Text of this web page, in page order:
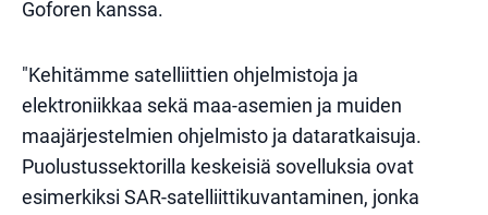
Goforen kanssa.
"Kehitämme satelliittien ohjelmistoja ja
elektroniikkaa sekä maa-asemien ja muiden
maajärjestelmien ohjelmisto ja dataratkaisuja.
Puolustussektorilla keskeisiä sovelluksia ovat
esimerkiksi SAR-satelliittikuvantaminen, jonka